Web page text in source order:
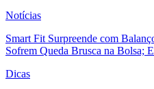
Notícias
Smart Fit Surpreende com
Sofrem Queda Brusca na Bolsa;
Dicas